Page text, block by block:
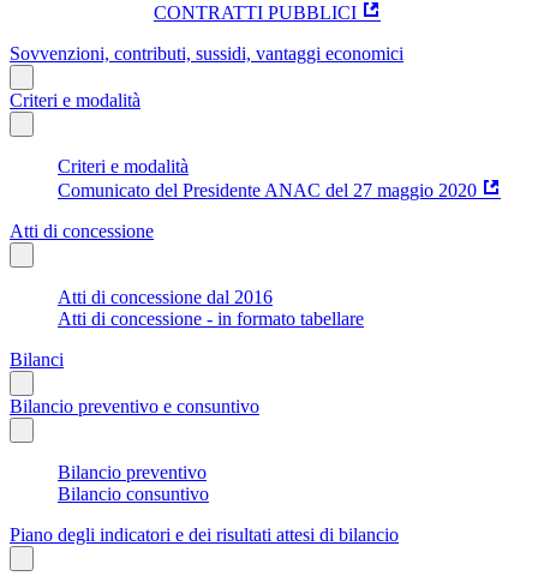
CONTRATTI PUBBLICI
Sovvenzioni, contributi, sussidi, vantaggi economici
Criteri e modalità
Criteri e modalità
Comunicato del Presidente ANAC del 27 maggio 2020
Atti di concessione
Atti di concessione dal 2016
Atti di concessione - in formato tabellare
Bilanci
Bilancio preventivo e consuntivo
Bilancio preventivo
Bilancio consuntivo
Piano degli indicatori e dei risultati attesi di bilancio